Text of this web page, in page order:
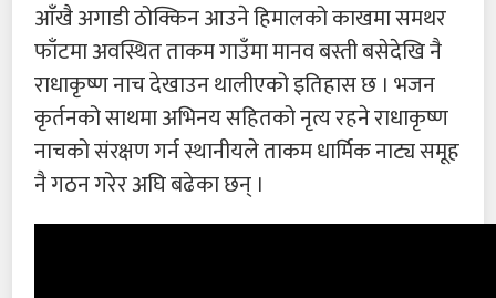
आँखै अगाडी ठोक्किन आउने हिमालको काखमा समथर
फाँटमा अवस्थित ताकम गाउँमा मानव बस्ती बसेदेखि नै
राधाकृष्ण नाच देखाउन थालीएको इतिहास छ । भजन
कृर्तनको साथमा अभिनय सहितको नृत्य रहने राधाकृष्ण
नाचको संरक्षण गर्न स्थानीयले ताकम धार्मिक नाट्य समूह
नै गठन गरेर अघि बढेका छन् ।